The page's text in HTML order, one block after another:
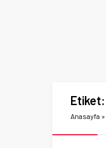
Etiket:
Anasayfa »